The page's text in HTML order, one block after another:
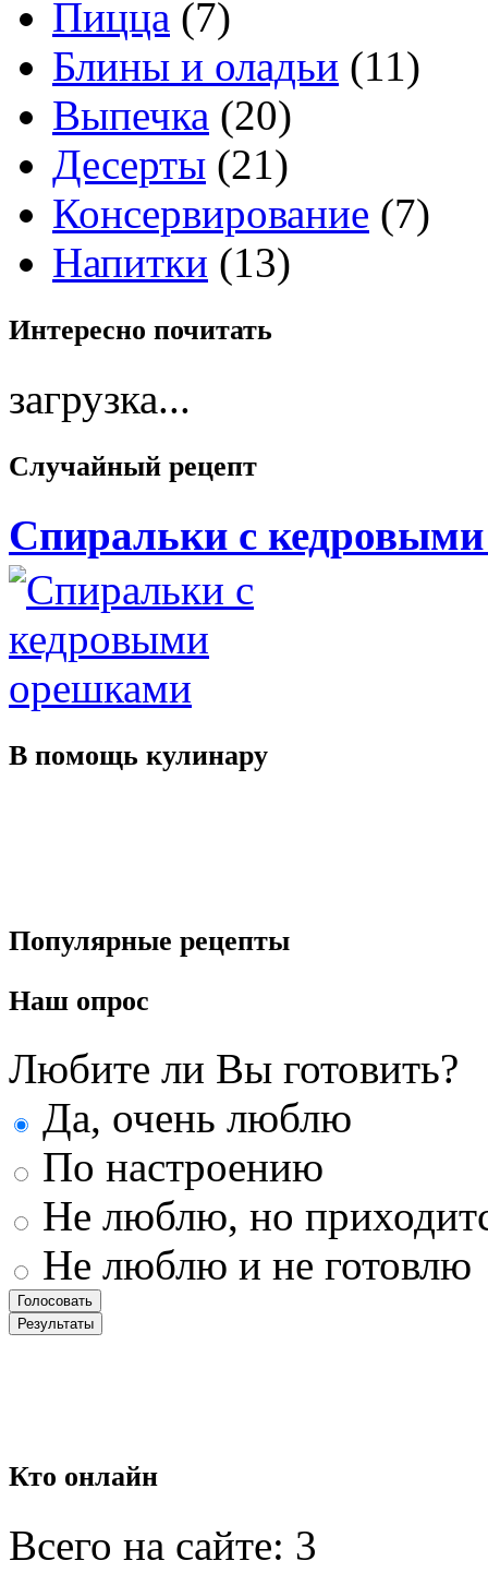
Пицца (7)
Блины и оладьи (11)
Выпечка (20)
Десерты (21)
Консервирование (7)
Напитки (13)
Интересно почитать
загрузка...
Случайный рецепт
Спиральки с
В помощь кулинару
Популярные рецепты
Наш опрос
Любите ли Вы готовить?
Да, очень люблю
По настроению
Не люблю, но
Не люблю и не готовлю
Кто онлайн
Всего на сайте: 3